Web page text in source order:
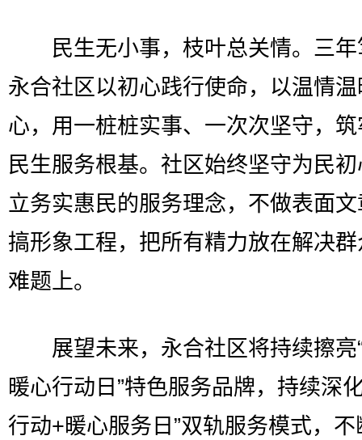
民生无小事，枝叶总关情。三年
永合社区以初心践行使命，以温情
心，用一桩桩实事、一次次坚守，
民生服务根基。社区始终坚守为民
立务实惠民的服务理念，不做表面
搞形象工程，把所有精力放在解决
难题上。
展望未来，永合社区将持续擦亮
暖心行动日”特色服务品牌，持续深
行动+暖心服务日”双轨服务模式，